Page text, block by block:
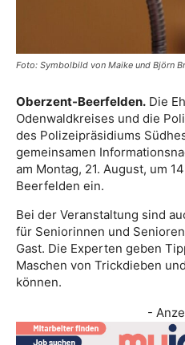
Foto: Symbolbild von Maike und Björn
Oberzent-Beerfelden. Die
Odenwaldkreises und die
des Polizeipräsidiums
gemeinsamen
am Montag, 21. August, um
Beerfelden ein.
Bei der Veranstaltung sind
für Seniorinnen und
Gast. Die Experten geben
Maschen von Trickdieben
können.
-